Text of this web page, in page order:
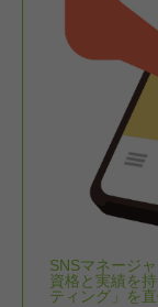
SNSマネージ
資格と実績を
ティング」を